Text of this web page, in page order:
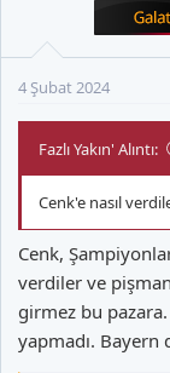
4 Şubat 2024
Fazlı Yakın' Alıntı:
Cenk'e nasıl
Cenk,
verdiler ve
girmez bu
yapmadı. Bayern